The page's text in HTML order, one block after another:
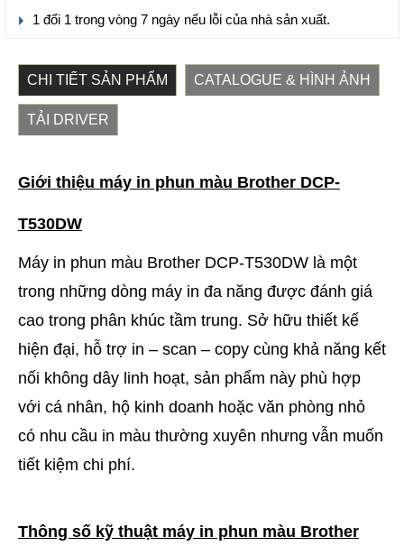
1 đổi 1 trong vòng 7 ngày nếu lỗi của nhà sản xuất.
CHI TIẾT SẢN PHẨM CATALOGUE & HÌNH ẢNH
TẢI DRIVER
Giới thiệu máy in phun màu Brother DCP-
T530DW
Máy in phun màu Brother DCP-T530DW là một
trong những dòng máy in đa năng được đánh giá
cao trong phân khúc tầm trung. Sở hữu thiết kế
hiện đại, hỗ trợ in – scan – copy cùng khả năng kết
nối không dây linh hoạt, sản phẩm này phù hợp
với cá nhân, hộ kinh doanh hoặc văn phòng nhỏ
có nhu cầu in màu thường xuyên nhưng vẫn muốn
tiết kiệm chi phí.
Thông số kỹ thuật máy in phun màu Brother